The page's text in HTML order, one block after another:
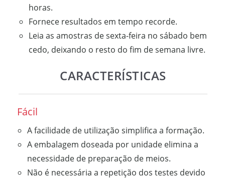
horas.
Fornece resultados em tempo recorde.
Leia as amostras de sexta-feira no sábado bem
cedo, deixando o resto do fim de semana livre.
CARACTERÍSTICAS
Fácil
A facilidade de utilização simplifica a formação.
A embalagem doseada por unidade elimina a
necessidade de preparação de meios.
Não é necessária a repetição dos testes devido